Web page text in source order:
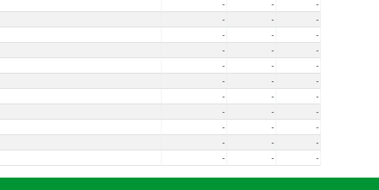
- -
-
- -
-
- -
-
- -
-
- -
-
- -
-
- -
-
- -
-
- -
-
- -
-
- - -